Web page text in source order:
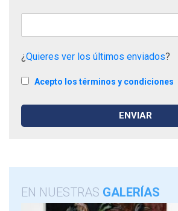
¿Quieres ver los últimos enviados?
Acepto los términos y condiciones
EN NUESTRAS GALERÍAS